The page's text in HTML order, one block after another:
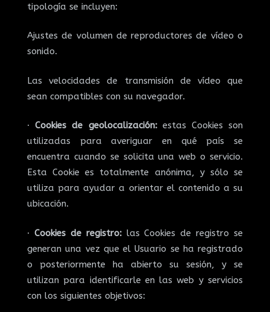
tipología se incluyen:
Ajustes de volumen de reproductores de vídeo o
sonido.
Las velocidades de transmisión de vídeo que
sean compatibles con su navegador.
·Cookies de geolocalización:estas Cookies son
utilizadas para averiguar en qué país se
encuentra cuando se solicita una web o servicio.
Esta Cookie es totalmente anónima, y sólo se
utiliza para ayudar a orientar el contenido a su
ubicación.
· Cookies de registro:las Cookies de registro se
generan una vez que el Usuario se ha registrado
o posteriormente ha abierto su sesión, y se
utilizan para identificarle en las web y servicios
con los siguientes objetivos: